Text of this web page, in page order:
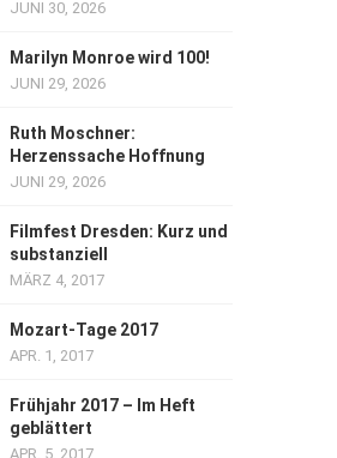
JUNI 30, 2026
Marilyn Monroe wird 100!
JUNI 29, 2026
Ruth Moschner:
Herzenssache Hoffnung
JUNI 29, 2026
Filmfest Dresden: Kurz und
substanziell
MÄRZ 4, 2017
Mozart-Tage 2017
APR. 1, 2017
Frühjahr 2017 – Im Heft
geblättert
APR. 5, 2017